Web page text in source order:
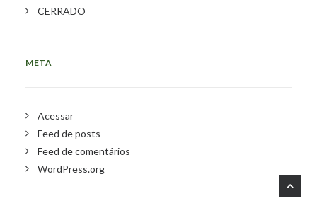
CERRADO
META
Acessar
Feed de posts
Feed de comentários
WordPress.org